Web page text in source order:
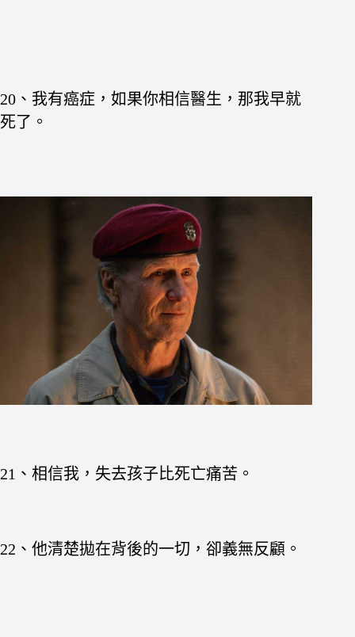
20、我有癌症，如果你相信醫生，那我早就
死了。
21、相信我，失去孩子比死亡痛苦。
22、他清楚拋在背後的一切，卻義無反顧。